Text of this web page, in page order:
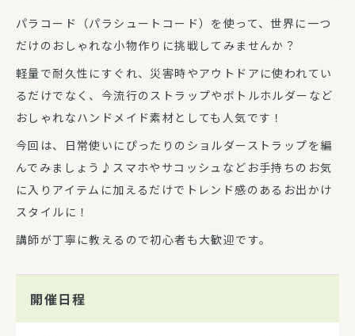
パラコード（パラシュートコード）を使って、世界に一つ
だけのおしゃれな小物作りに挑戦してみませんか？
軽量で耐久性にすぐれ、災害時やアウトドアに使われてい
るだけでなく、今流行のストラップやボトルホルダーなど
おしゃれなハンドメイド素材としても人気です！
今回は、日常使いにぴったりのショルダーストラップを編
んでみましょう♪スマホやサコッシュなどお手持ちのお気
に入りアイテムに加えるだけでトレンド感のあるお出かけ
スタイルに！
講師が丁寧に教えるので初心者も大歓迎です。
開催日程